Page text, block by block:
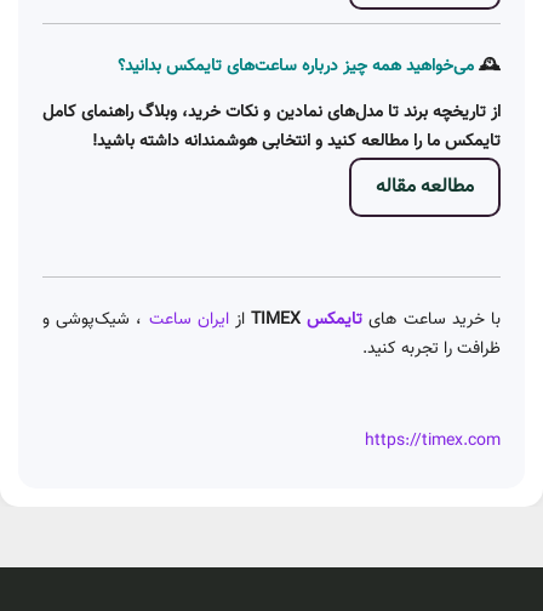
🕰️می‌خواهید همه چیز درباره ساعت‌های تایمکس بدانید؟
از تاریخچه برند تا مدل‌های نمادین و نکات خرید، وبلاگ راهنمای کامل
تایمکس ما را مطالعه کنید و انتخابی هوشمندانه داشته باشید!
مطالعه مقاله
با خرید ساعت های تایمکسTIMEX ازایران ساعت ، شیک‌پوشی و
ظرافت را تجربه کنید.
https://timex.com